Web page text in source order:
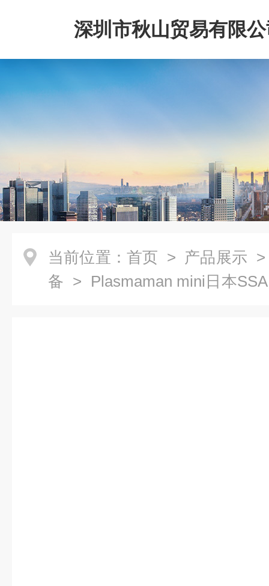
深圳市秋山贸易有限
当前位置： 首页 > 产品展示
备 > Plasmaman mini日本